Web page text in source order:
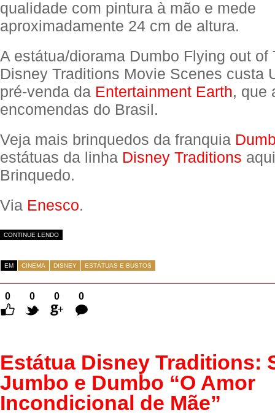
qualidade com pintura à mão e mede
aproximadamente 24 cm de altura.
A estátua/diorama Dumbo Flying out of
Disney Traditions Movie Scenes custa
pré-venda da Entertainment Earth, que
encomendas do Brasil.
Veja mais brinquedos da franquia
estátuas da linha Disney Traditions
Brinquedo.
Via Enesco.
CONTINUE LENDO
EM CINEMA DISNEY ESTÁTUAS E BUSTOS
0 0 0
0
Comentários
Estátua Disney Traditions:
Jumbo e Dumbo “O Amor
Incondicional de Mãe”